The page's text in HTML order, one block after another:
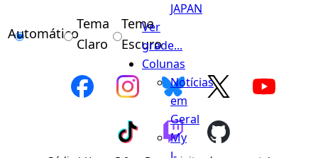
JAPAN
Ver
grade...
Colunas
Notícias
em
Geral
My
Automático
Tema
Claro
Tema
Escuro